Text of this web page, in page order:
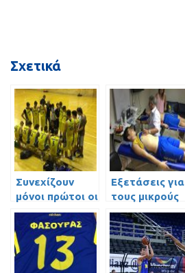
Σχετικά
Συνεχίζουν
μόνοι πρώτοι οι
Παίδες με
όγδοη σερί
νίκη!
Εξετάσεις για
τους μικρούς